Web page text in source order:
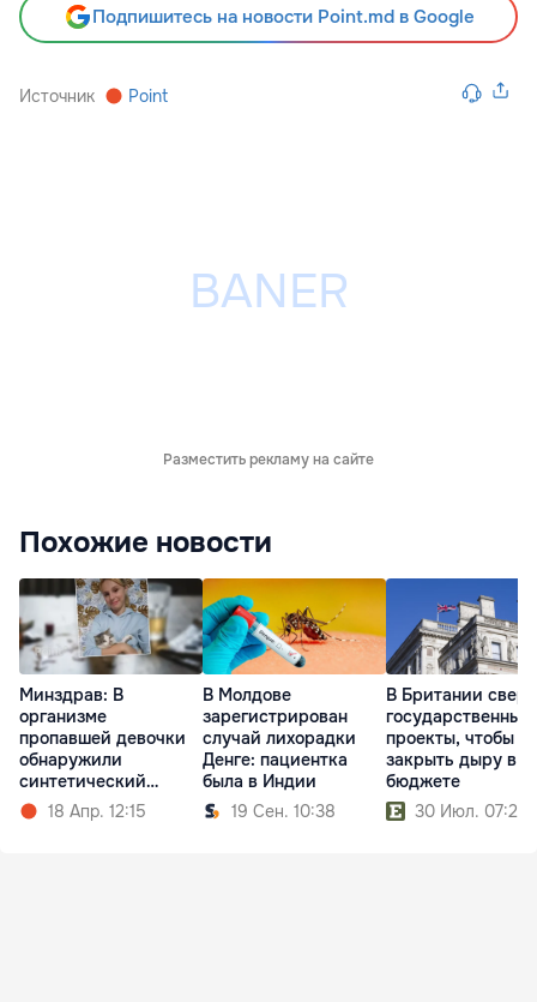
Подпишитесь на новости Point.md в Google
Источник Point
Разместить рекламу на сайте
Похожие новости
Минздрав: В
организме
пропавшей девочки
обнаружили
синтетический
опиоид18 Апр. 12:15
В Молдове
зарегистрирован
случай лихорадки
Денге: пациентка
была в Индии
19 Сен. 10:38
В Британии
государственные
проекты, чтобы
закрыть дыру в
бюджете
30 Июл. 07:20